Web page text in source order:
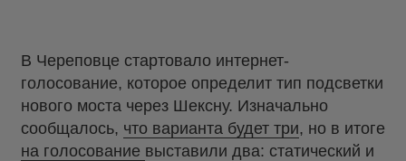
В Череповце стартовало интернет-
голосование, которое определит тип подсветки
нового моста через Шексну. Изначально
сообщалось, что варианта будет три, но в итоге
на голосование выставили два: статический и